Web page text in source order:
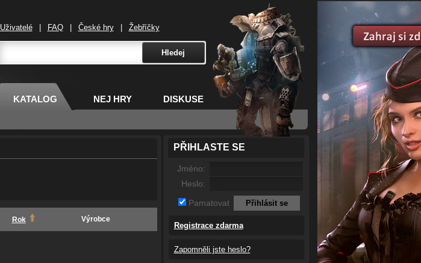
Uživatelé FAQ České hry Žebříčky
KATALOG NEJ HRY DISKUSE
Rok Výrobce
PŘIHLASTE SE
Jméno:
Heslo:
Pamatovat
Registrace zdarma
Zapomněli jste heslo?